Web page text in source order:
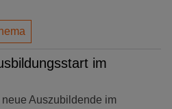
im
neue Auszubildende im